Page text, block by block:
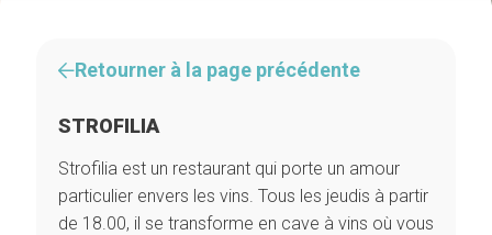
Retourner à la page précédente
STROFILIA
Strofilia est un restaurant qui porte un amour
particulier envers les vins. Tous les jeudis à partir
de 18.00, il se transforme en cave à vins où vous